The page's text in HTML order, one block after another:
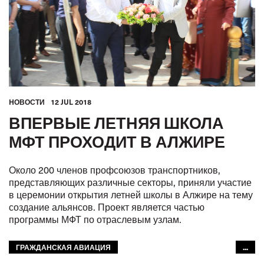
HОВОСТИ 12 JUL 2018
ВПЕРВЫЕ ЛЕТНЯЯ ШКОЛА
МФТ ПРОХОДИТ В АЛЖИРЕ
Около 200 членов профсоюзов транспортников,
представляющих различные секторы, приняли участие
в церемонии открытия летней школы в Алжире на тему
создание альянсов. Проект является частью
программы МФТ по отраслевым узлам.
ГРАЖДАНСКАЯ АВИАЦИЯ
...